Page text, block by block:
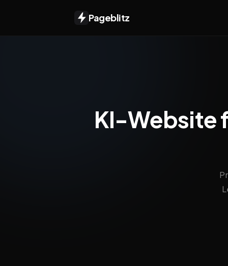
Pageblitz
KI-Website